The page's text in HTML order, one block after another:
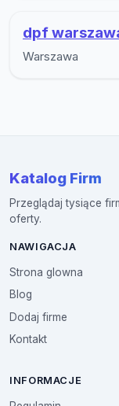
dpf
Warszawa
Katalog Firm
Przeglądaj tysiące
oferty.
NAWIGACJA
Strona glowna
Blog
Dodaj firme
Kontakt
INFORMACJE